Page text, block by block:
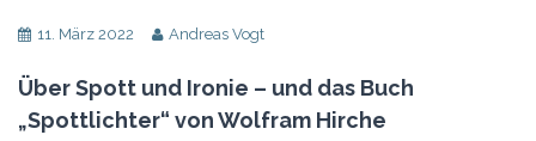
11. März 2022 Andreas Vogt
Über Spott und Ironie – und das Buch
„Spottlichter“ von Wolfram Hirche